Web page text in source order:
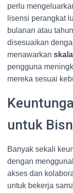
perlu
lisensi perangkat
bulanan atau
disesuaikan
menawarkan
pengguna
mereka sesuai
untuk
Banyak sekali
dengan
akses dan
untuk bekerja